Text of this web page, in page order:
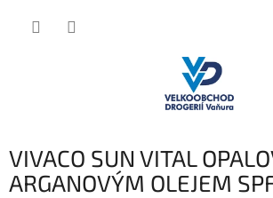
VIVACO SUN VITAL
ARGANOVÝM OLEJEM